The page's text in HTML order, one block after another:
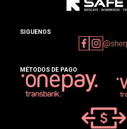
SIGUENOS
MÉTODOS DE PAGO